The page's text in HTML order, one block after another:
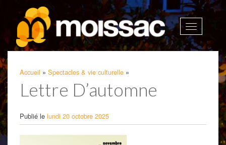
Afficher
la
Accueil » Spectacles & vie culturelle »
Lettre D’automne
Publié le lundi 20 octobre 2025